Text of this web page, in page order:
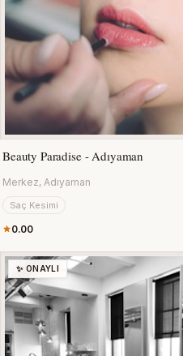
Beauty Paradise - Adıyaman
Merkez, Adıyaman
Saç Kesimi
0.00
✨ ONAYLI